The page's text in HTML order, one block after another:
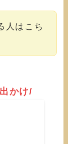
人はこち
かけ/